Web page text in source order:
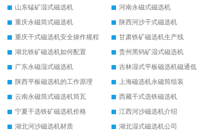
山东锰矿湿式磁选机
河南永磁式磁选机
重庆永磁筒式磁选机
陕西河沙干式磁选机
重庆干式磁选机安全操作规程
甘肃铁矿磁选机生产线
湖北铁矿磁选机如何配置
贵州黑钨矿湿式磁选机
广东永磁湿式磁选机
吉林湿式平板磁选机磁通低
陕西平板磁选机的工作原理
上海磁选机永磁筒组装
云南永磁筒式磁选机筒瓦
西藏干式选铁磁选机
宁夏干选铁矿磁选机价格
江西河沙磁选机介绍
湖北河沙磁选机材质
湖北湿式磁选机公司